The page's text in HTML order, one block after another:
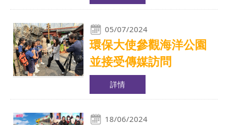
05/07/2024
環保大使參觀海洋公園
並接受傳媒訪問
詳情
18/06/2024